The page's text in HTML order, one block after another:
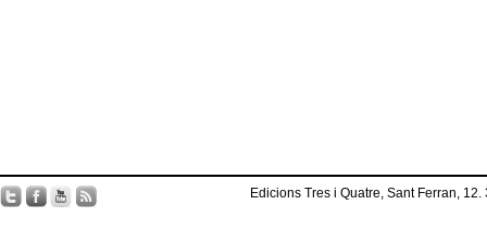
Edicions Tres i Quatre, Sant Ferran,